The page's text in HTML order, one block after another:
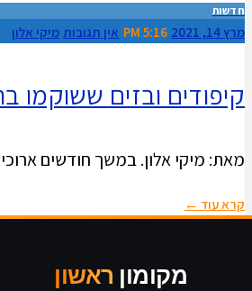
חדשות
מרץ 14, 2021 5:16 PM אין תגובות מיקי אלון
קיפודים ובזים ששוקמו
מאת: מיקי אלון. במשך חודשים
קרא עוד ←
מקומון ראשון